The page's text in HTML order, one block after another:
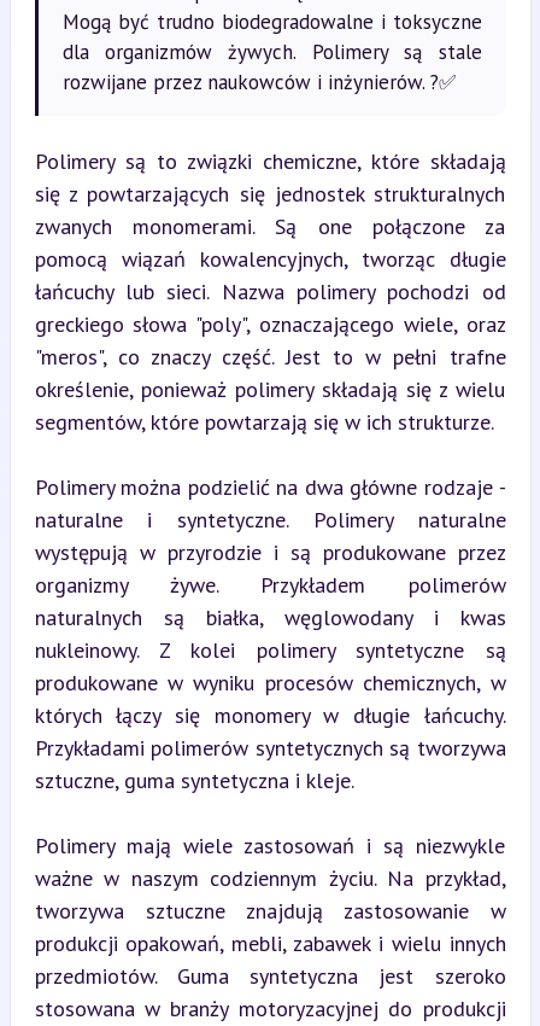
Mogą być trudno biodegradowalne i toksyczne
dla organizmów żywych. Polimery są stale
rozwijane przez naukowców i inżynierów. ?✅
Polimery są to związki chemiczne, które składają
się z powtarzających się jednostek strukturalnych
zwanych monomerami. Są one połączone za
pomocą wiązań kowalencyjnych, tworząc długie
łańcuchy lub sieci. Nazwa polimery pochodzi od
greckiego słowa "poly", oznaczającego wiele, oraz
"meros", co znaczy część. Jest to w pełni trafne
określenie, ponieważ polimery składają się z wielu
segmentów, które powtarzają się w ich strukturze.
Polimery można podzielić na dwa główne rodzaje -
naturalne i syntetyczne. Polimery naturalne
występują w przyrodzie i są produkowane przez
organizmy żywe. Przykładem polimerów
naturalnych są białka, węglowodany i kwas
nukleinowy. Z kolei polimery syntetyczne są
produkowane w wyniku procesów chemicznych, w
których łączy się monomery w długie łańcuchy.
Przykładami polimerów syntetycznych są tworzywa
sztuczne, guma syntetyczna i kleje.
Polimery mają wiele zastosowań i są niezwykle
ważne w naszym codziennym życiu. Na przykład,
tworzywa sztuczne znajdują zastosowanie w
produkcji opakowań, mebli, zabawek i wielu innych
przedmiotów. Guma syntetyczna jest szeroko
stosowana w branży motoryzacyjnej do produkcji